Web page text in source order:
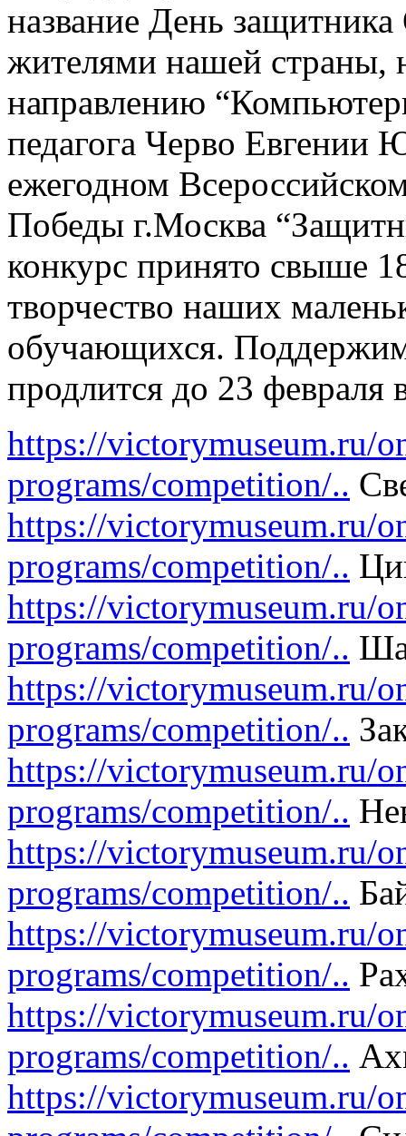
название День защитника
жителями нашей
направлению
педагога Черво Евгении
ежегодном
Победы г.Москва
конкурс принято свыше
творчество наших
обучающихся. Поддержим
продлится до 23 февраля
https://victorymuseum.ru/
programs/competition/..
https://victorymuseum.ru/
programs/competition/..
https://victorymuseum.ru/
programs/competition/..
https://victorymuseum.ru/
programs/competition/..
https://victorymuseum.ru/
programs/competition/..
https://victorymuseum.ru/
programs/competition/..
https://victorymuseum.ru/
programs/competition/..
https://victorymuseum.ru/
programs/competition/..
https://victorymuseum.ru/